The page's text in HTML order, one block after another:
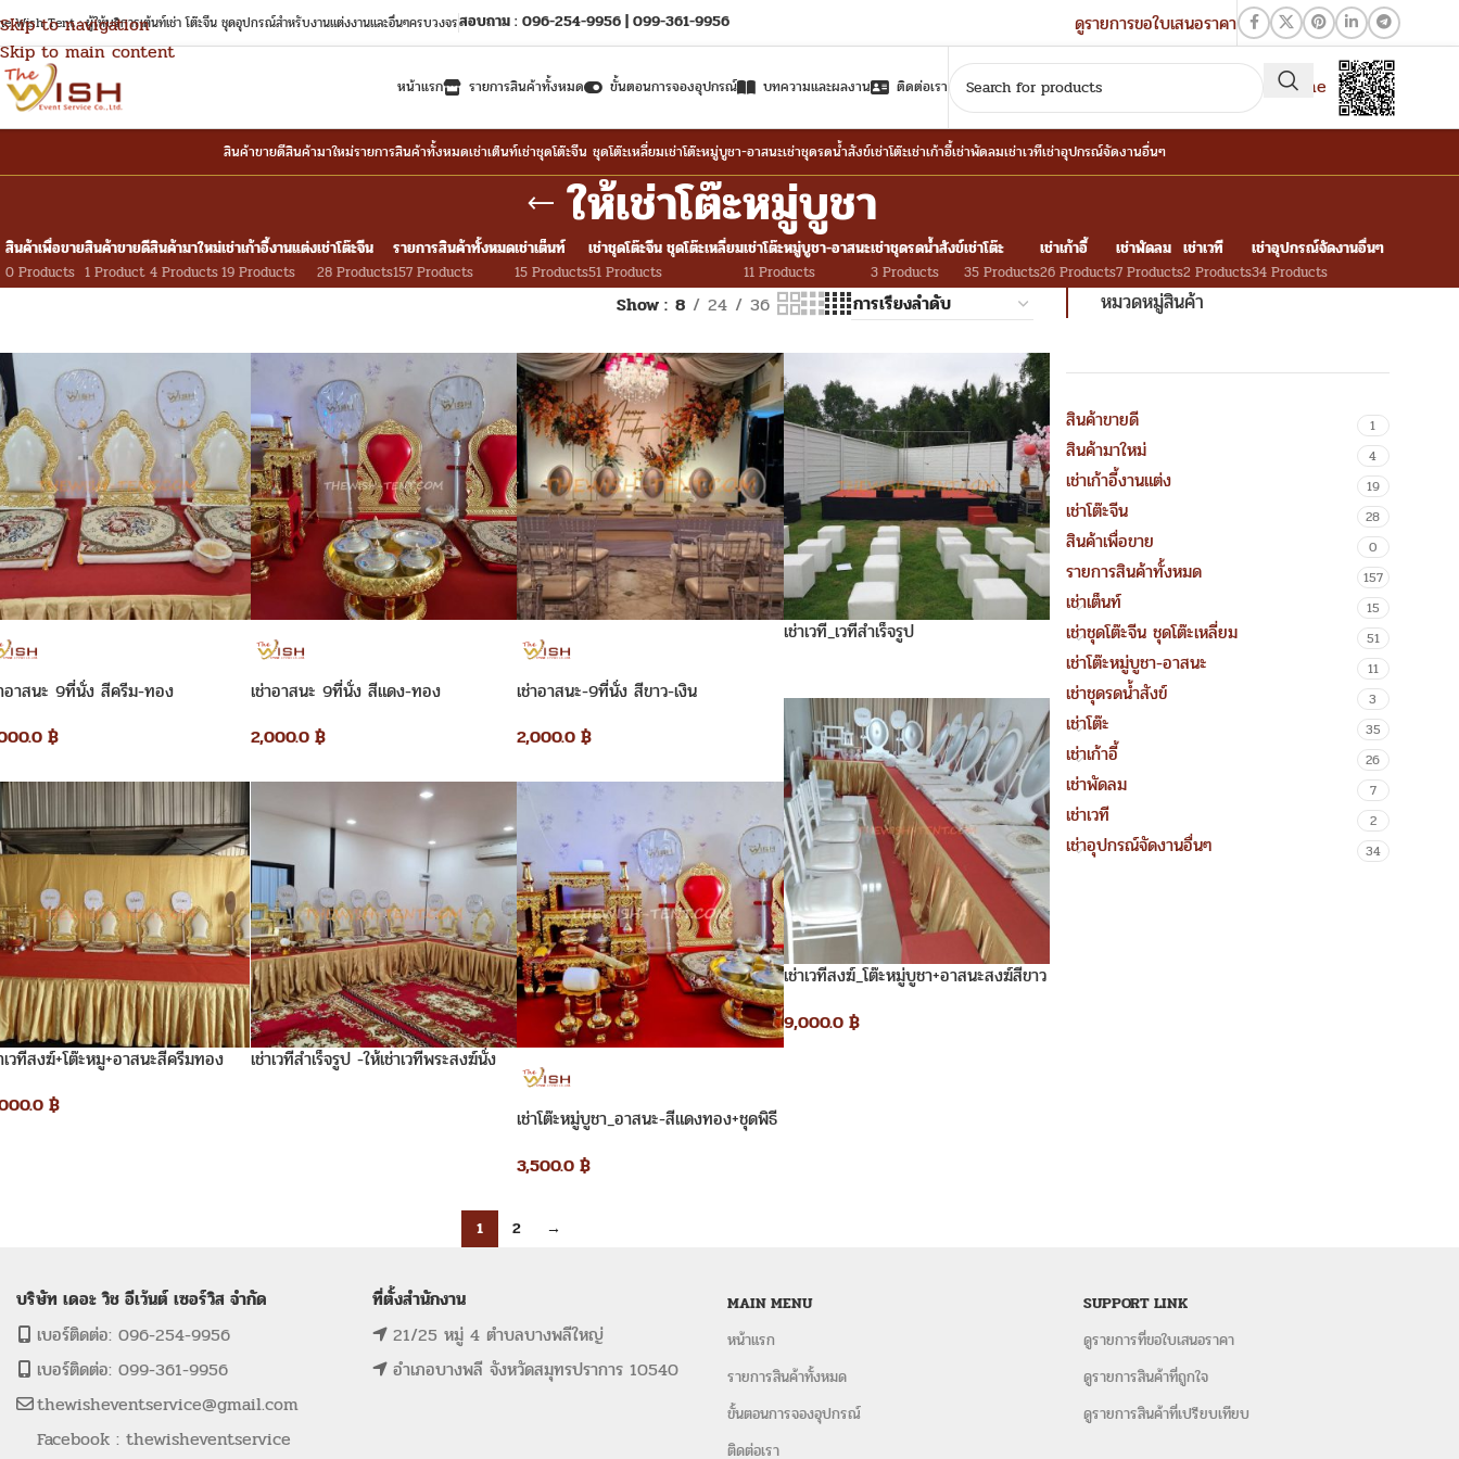
Skip to navigation
Skip to main content
Wish Tent : ผู้ให้บริการเต้นท์เช่า โต๊ะจีน ชุดอุปกรณ์สำหรับงานแต่งงานและอื่นๆครบวงจรสอบถาม : 096-254-9956 | 099-361-9956 ดูรายการขอใบเสนอราคา
หน้าแรก รายการสินค้าทั้งหมด ขั้นตอนการจองอุปกรณ์ บทความและผลงาน ติดต่อเรา QR-Line
สินค้าขายดีสินค้ามาใหม่รายการสินค้าทั้งหมดเช่าเต็นท์เช่าชุดโต๊ะจีน ชุดโต๊ะเหลี่ยมเช่าโต๊ะหมู่บูชา-อาสนะเช่าชุดรดน้ำสังข์เช่าโต๊ะเช่าเก้าอี้เช่าพัดลมเช่าเวทีเช่าอุปกรณ์จัดงานอื่นๆ
ให้เช่าโต๊ะหมู่บูชา
สินค้าเพื่อขาย
0 Products
สินค้าขายดี
1 Product
สินค้ามาใหม่
4 Products
เช่าเก้าอี้งานแต่ง
19 Products
เช่าโต๊ะจีน
28 Products
รายการสินค้าทั้งหมด
157 Products
เช่าเต็นท์
15 Products
เช่าชุดโต๊ะจีน ชุดโต๊ะเหลี่ยม
51 Products
เช่าโต๊ะหมู่บูชา-อาสนะ
11 Products
เช่าชุดรดน้ำสังข์
3 Products
เช่าโต๊ะ
35 Products
เช่าเก้าอี้
26 Products
เช่าพัดลม
7 Products
เช่าเวที
2 Products
เช่าอุปกรณ์จัดงานอื่นๆ
34 Products
Show 8 24 36
อาสนะ 9ที่นั่ง สีครีม-ทอง
฿
เช่าอาสนะ 9ที่นั่ง สีแดง-ทอง
2,000.0 ฿
เช่าอาสนะ-9ที่นั่ง สีขาว-เงิน
2,000.0฿
เช่าเวที_เวทีสำเร็จรูป
เช่าเวทีสงฆ์_โต๊ะหมู่บูชา+อาสนะสงฆ์สีขาว
เงิน
9,000.0 ฿
เวทีสงฆ์+โต๊ะหมู+อาสนะสีครีมทอง
฿
เช่าเวทีสำเร็จรูป -ให้เช่าเวทีพระสงฆ์นั่ง
เช่าโต๊ะหมู่บูชา_อาสนะ-สีแดงทอง+ชุดพิธี
3,500.0฿
1 2 →
หมวดหมู่สินค้า
สินค้าขายดี 1
สินค้ามาใหม่ 4
เช่าเก้าอี้งานแต่ง 19
เช่าโต๊ะจีน 28
สินค้าเพื่อขาย 0
รายการสินค้าทั้งหมด 157
เช่าเต็นท์ 15
เช่าชุดโต๊ะจีน ชุดโต๊ะเหลี่ยม 51
เช่าโต๊ะหมู่บูชา-อาสนะ 11
เช่าชุดรดน้ำสังข์ 3
เช่าโต๊ะ 35
เช่าเก้าอี้ 26
เช่าพัดลม 7
เช่าเวที 2
เช่าอุปกรณ์จัดงานอื่นๆ 34
บริษัท เดอะ วิช อีเว้นต์ เซอร์วิส จำกัด
เบอร์ติดต่อ: 096-254-9956
เบอร์ติดต่อ: 099-361-9956
thewisheventservice@gmail.com
Facebook : thewisheventservice
ที่ตั้งสำนักงาน
21/25 หมู่ 4 ตำบลบางพลีใหญ่
อำเภอบางพลี จังหวัดสมุทรปราการ 10540
MAIN MENU
หน้าแรก
รายการสินค้าทั้งหมด
ขั้นตอนการจองอุปกรณ์
ติดต่อเรา
SUPPORT LINK
ดูรายการที่ขอใบเสนอราคา
ดูรายการสินค้าที่ถูกใจ
ดูรายการสินค้าที่เปรียบเทียบ